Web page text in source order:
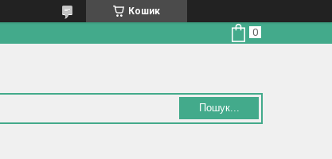
Кошик
Пошук...